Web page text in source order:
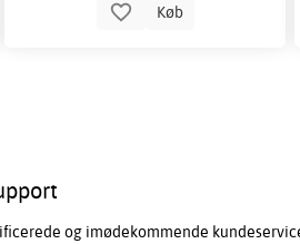
Køb
og imødekommende